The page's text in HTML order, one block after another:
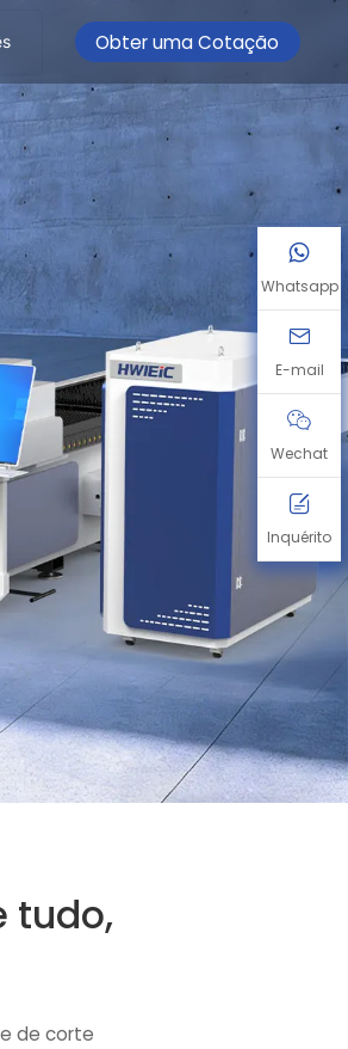
Obter uma Cotação
tudo,
de corte
Whatsapp
E-mail
Wechat
Inquérito